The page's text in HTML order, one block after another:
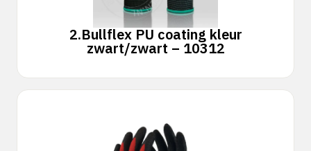
2.Bullflex PU coating kleur
zwart/zwart – 10312